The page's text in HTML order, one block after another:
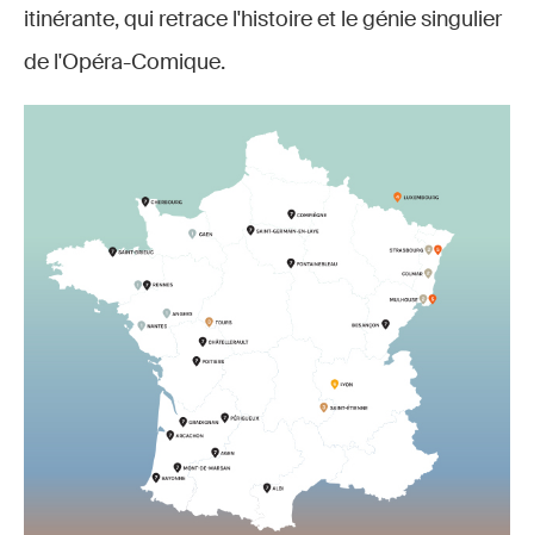
itinérante, qui retrace l'histoire et le génie singulier
de l'Opéra-Comique.